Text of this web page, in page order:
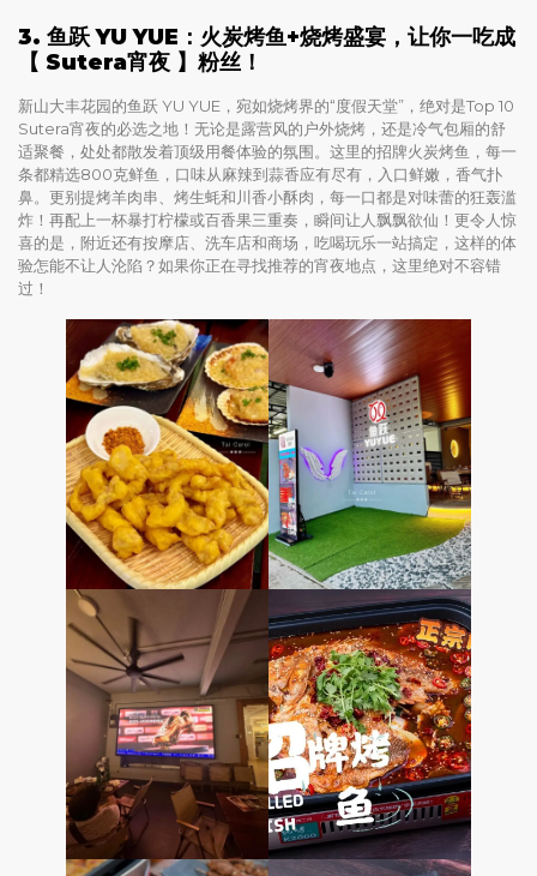
3. 鱼跃 YU YUE：火炭烤鱼+烧烤盛宴，让你一吃成
【 Sutera宵夜 】粉丝 ！
新山大丰花园的鱼跃 YU YUE，宛如烧烤界的“度假天堂”，绝对是Top 10
Sutera宵夜的必选之地！无论是露营风的户外烧烤，还是冷气包厢的舒
适聚餐，处处都散发着顶级用餐体验的氛围。这里的招牌火炭烤鱼，每一
条都精选800克鲜鱼，口味从麻辣到蒜香应有尽有，入口鲜嫩，香气扑
鼻。更别提烤羊肉串、烤生蚝和川香小酥肉，每一口都是对味蕾的狂轰滥
炸！再配上一杯暴打柠檬或百香果三重奏，瞬间让人飘飘欲仙！更令人惊
喜的是，附近还有按摩店、洗车店和商场，吃喝玩乐一站搞定，这样的体
验怎能不让人沦陷？如果你正在寻找推荐的宵夜地点，这里绝对不容错
过！